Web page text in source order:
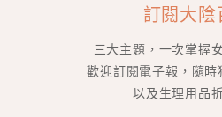
訂閱大陰
三大主題，一次掌握
歡迎訂閱電子報，隨時
以及生理用品